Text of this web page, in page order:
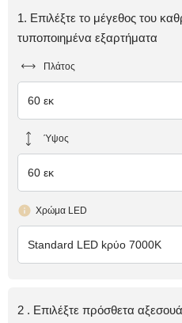
1. Επιλέξτε το μέγεθος του
τυποποιημένα εξαρτήματα
Πλάτος
60 εκ
Ύψος
60 εκ
Χρώμα LED
Standard LED kρύο 7000K
2 . Επιλέξτε πρόσθετα